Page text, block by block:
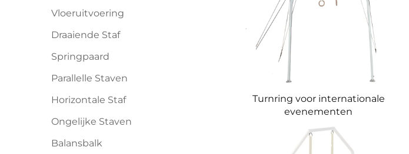
Vloeruitvoering
Draaiende Staf
Springpaard
Parallelle Staven
Horizontale Staf
Ongelijke Staven
Balansbalk
Turnring voor internationale
evenementen